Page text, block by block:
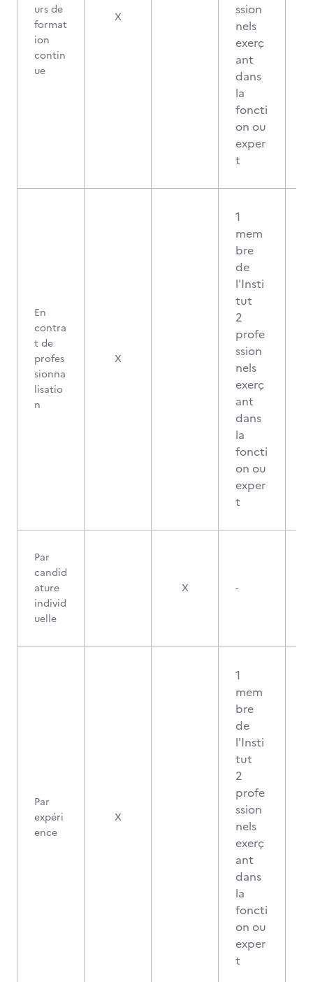
urs de
format
ion
contin
ue
X
ssion
nels
exerç
ant
dans
la
foncti
on ou
exper
t
En
contra
t de
profes
sionna
lisatio
n
X
1
mem
bre
de
l'Insti
tut
2
profe
ssion
nels
exerç
ant
dans
la
foncti
on ou
exper
t
Par
candid
ature
individ
uelle
X -
Par
expéri
ence
X
1
mem
bre
de
l'Insti
tut
2
profe
ssion
nels
exerç
ant
dans
la
foncti
on ou
exper
t